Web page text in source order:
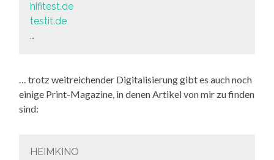
hifitest.de
testit.de
…
… trotz weitreichender Digitalisierung gibt es auch noch
einige Print-Magazine, in denen Artikel von mir zu finden
sind:
HEIMKINO